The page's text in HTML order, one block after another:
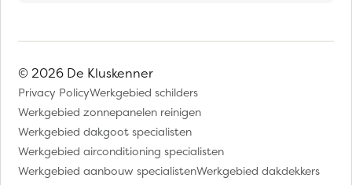
© 2026 De Kluskenner
Privacy PolicyWerkgebied schilders
Werkgebied zonnepanelen reinigen
Werkgebied dakgoot specialisten
Werkgebied airconditioning specialisten
Werkgebied aanbouw specialistenWerkgebied dakdekkers